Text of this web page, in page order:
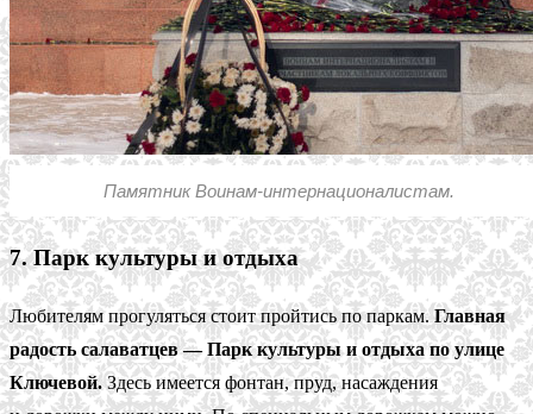
Памятник Воинам-интернационалистам.
7. Парк культуры и отдыха
Любителям прогуляться стоит пройтись по паркам. Главная
радость салаватцев — Парк культуры и отдыха по улице
Ключевой.Здесь имеется фонтан, пруд, насаждения